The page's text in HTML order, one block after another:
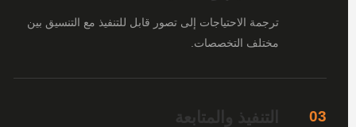
ترجمة الاحتياجات إلى تصور قابل للتنفيذ مع التنسيق بين
مختلف التخصصات.
03 التنفيذ والمتابعة